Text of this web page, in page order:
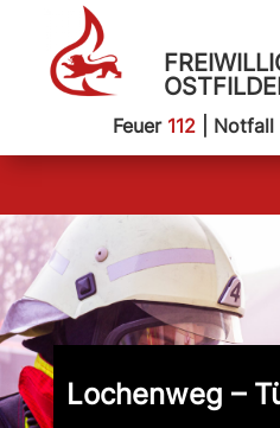
Feuer 112| Notfall
Lochenweg –